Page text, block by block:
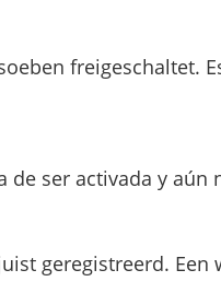
freigeschaltet.
de ser activada y
geregistreerd.